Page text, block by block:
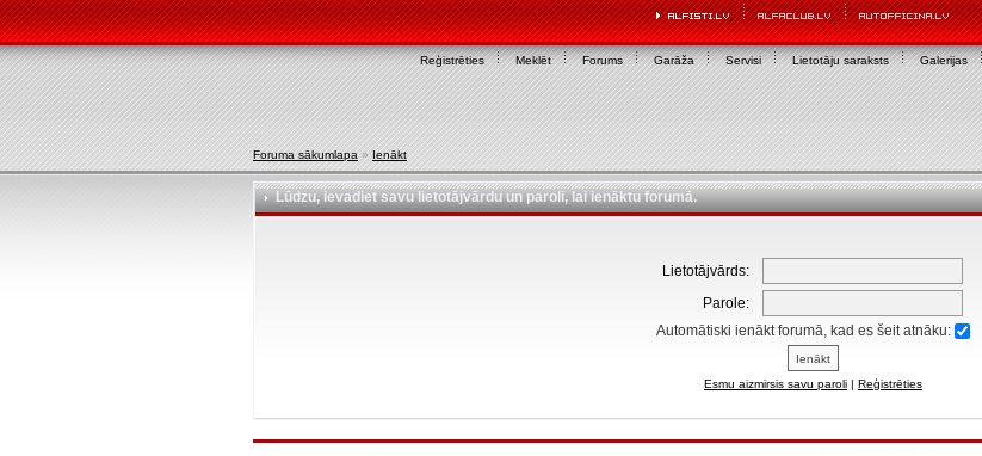
Reģistrēties Meklēt Forums Garāža Servisi Lietotāju saraksts Galerijas
Foruma sākumlapa » Ienākt
Lūdzu, ievadiet savu lietotājvārdu un paroli, lai ienāktu forumā.
Lietotājvārds:
Parole:
Automātiski ienākt forumā, kad es šeit atnāku:
Esmu aizmirsis savu paroli | Reģistrēties